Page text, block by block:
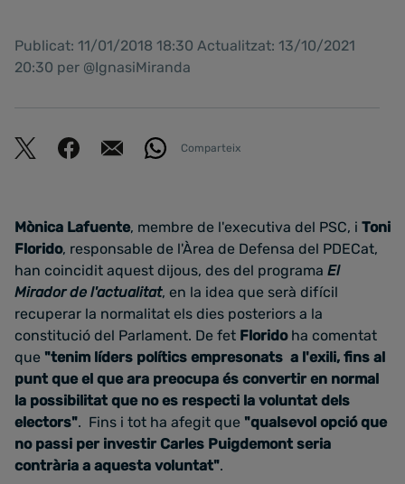
Publicat: 11/01/2018 18:30 Actualitzat: 13/10/2021
20:30 per @IgnasiMiranda
Comparteix
Mònica Lafuente, membre de l'executiva del PSC, i Toni
Florido, responsable de l'Àrea de Defensa del PDECat,
han coincidit aquest dijous, des del programa El
Mirador de l'actualitat, en la idea que serà difícil
recuperar la normalitat els dies posteriors a la
constitució del Parlament. De fet Florido ha comentat
que "tenim líders polítics empresonats a l'exili, fins al
punt que el que ara preocupa és convertir en normal
la possibilitat que no es respecti la voluntat dels
electors". Fins i tot ha afegit que "qualsevol opció que
no passi per investir Carles Puigdemont seria
contrària a aquesta voluntat".